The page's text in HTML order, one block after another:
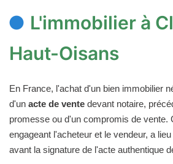
L'immobilier à
Haut-Oisans
En France, l'achat d'un bien immobilier
d'un acte de vente devant notaire,
promesse ou d'un compromis de vente.
engageant l'acheteur et le vendeur, a
avant la signature de l'acte authentique